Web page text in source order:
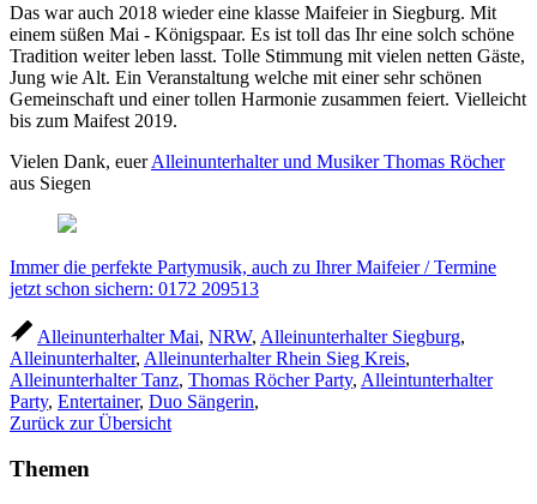
Das war auch 2018 wieder eine klasse Maifeier in Siegburg. Mit
einem süßen Mai - Königspaar. Es ist toll das Ihr eine solch schöne
Tradition weiter leben lasst. Tolle Stimmung mit vielen netten Gäste,
Jung wie Alt. Ein Veranstaltung welche mit einer sehr schönen
Gemeinschaft und einer tollen Harmonie zusammen feiert. Vielleicht
bis zum Maifest 2019.
Vielen Dank, euerAlleinunterhalter und Musiker Thomas Röcher
aus Siegen
Immer die perfekte Partymusik, auch zu Ihrer Maifeier / Termine
jetzt schon sichern: 0172 209513
Alleinunterhalter Mai, NRW, Alleinunterhalter Siegburg,
Alleinunterhalter, Alleinunterhalter Rhein Sieg Kreis,
Alleinunterhalter Tanz, Thomas Röcher Party, Alleintunterhalter
Party, Entertainer, Duo Sängerin,
Zurück zur Übersicht
Themen